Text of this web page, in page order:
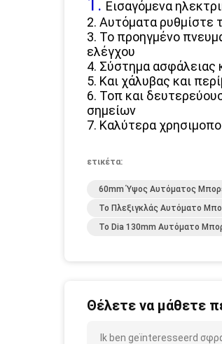
1. Εισαγόμενα
2. Αυτόματα ρυθμίστε
3. Το προηγμένο
ελέγχου
4. Σύστημα ασφάλειας
5. Και χάλυβας και
6. Τοπ και
σημείων
7. Καλύτερα
ετικέτα:
60mm Ύψος Αυτόματος
Το Πλεξιγκλάς Αυτόματο
Το Dia 130mm Αυτόματο
Θέλετε να μάθετε
Ik ben geïnteresseerd